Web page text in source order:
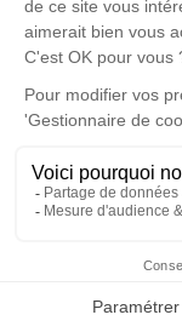
Faire-part
Un service de
disponible ici.
Cérémonie
Ofc de
196